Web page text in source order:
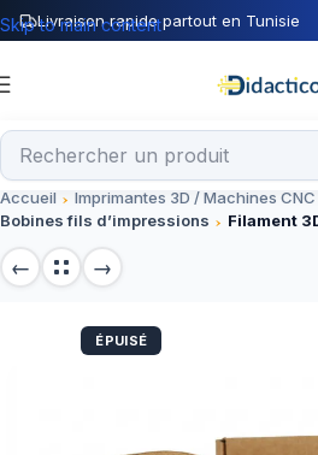
Livraison rapide partout en Tunisie
Skip to main content
Accueil
Imprimantes 3D / Machines CNC
Bobines fils d’impressions
ÉPUISÉ